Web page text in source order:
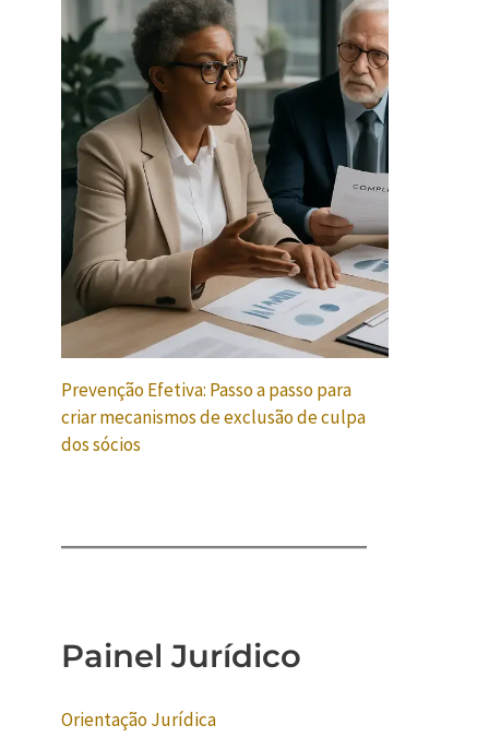
Prevenção Efetiva: Passo a passo para
criar mecanismos de exclusão de culpa
dos sócios
Painel Jurídico
Orientação Jurídica